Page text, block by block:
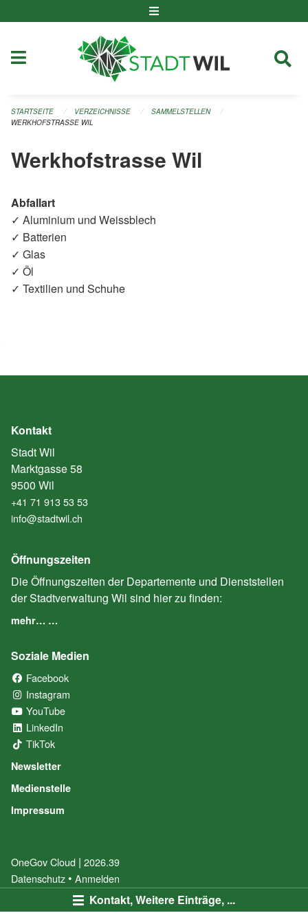
Kontakt, Weitere Einträge, ...
STARTSEITE VERZEICHNISSE
SAMMELSTELLEN
WERKHOFSTRASSE WIL
Werkhofstrasse Wil
Abfallart
✓ Aluminium und Weissblech
✓ Batterien
✓ Glas
✓ Öl
✓ Textilien und Schuhe
Kontakt
Stadt Wil
Marktgasse 58
9500 Wil
+41 71 913 53 53
info@stadtwil.ch
Öffnungszeiten
Die Öffnungszeiten der Departemente und Dienststellen
der Stadtverwaltung Wil sind hier zu finden:
mehr… …
Soziale Medien
Facebook
Instagram
YouTube
LinkedIn
TikTok
Newsletter
Medienstelle
Impressum
OneGov Cloud (External Link)
| 2026.39
Datenschutz (External Link)
Anmelden